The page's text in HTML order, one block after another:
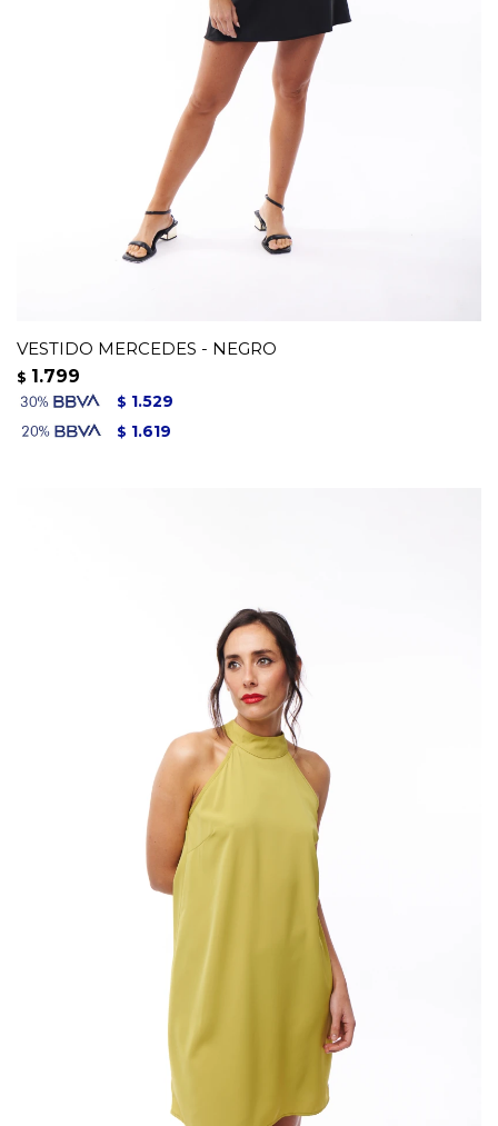
VESTIDO MERCEDES - NEGRO
$ 1.799
$ 1.529
$ 1.619